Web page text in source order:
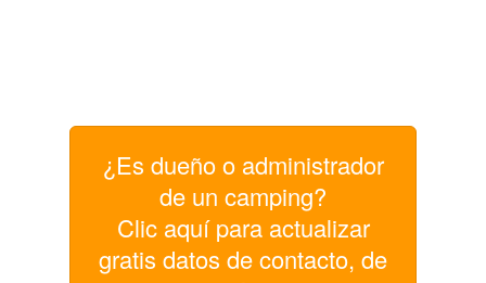
¿Es dueño o administrador
de un camping?
Clic aquí para actualizar
gratis datos de contacto, de